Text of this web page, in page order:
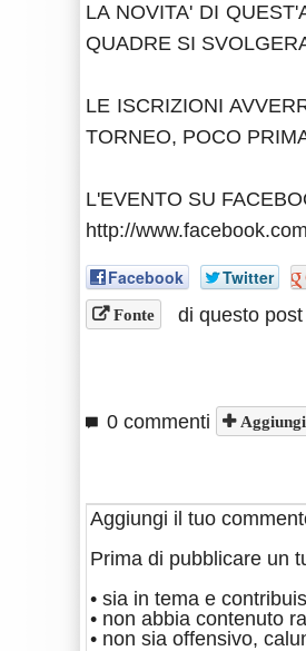
LA NOVITA' DI
QUADRE SI
LE ISCRIZIONI
TORNEO, POCO
L'EVENTO SU
http://
Facebook Twitter
Fonte di questo post
0 commenti
Aggiungi il tuo
Prima di pubblicare un
• sia in tema e
• non abbia contenuto
• non sia offensivo,